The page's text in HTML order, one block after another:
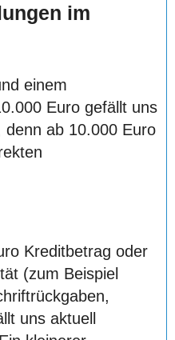
im
einem
Euro gefällt uns
ab 10.000 Euro
Kreditbetrag oder
(zum Beispiel
uns aktuell